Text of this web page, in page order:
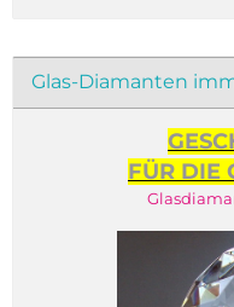
Glas-Diamanten
FÜR DIE